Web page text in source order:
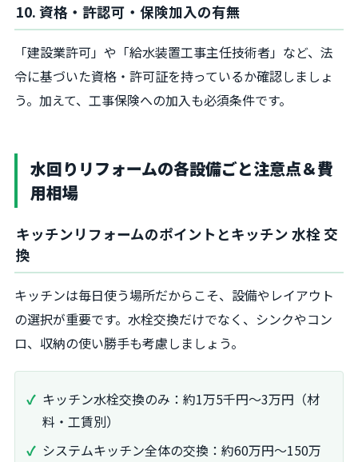
10. 資格・許認可・保険加入の有無
「建設業許可」や「給水装置工事主任技術者」など、法
令に基づいた資格・許可証を持っているか確認しましょ
う。加えて、工事保険への加入も必須条件です。
水回りリフォームの各設備ごと注意点＆費
用相場
キッチンリフォームのポイントとキッチン 水栓 交
換
キッチンは毎日使う場所だからこそ、設備やレイアウト
の選択が重要です。水栓交換だけでなく、シンクやコン
ロ、収納の使い勝手も考慮しましょう。
キッチン水栓交換のみ：約1万5千円〜3万円（材
料・工賃別）
システムキッチン全体の交換：約60万円〜150万